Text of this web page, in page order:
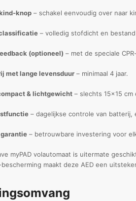
knop – schakel eenvoudig over naar
– volledig stofdicht en
(optioneel) – met de speciale
met lange levensduur – minimaal 4 jaar.
& lichtgewicht – slechts 15×15 cm
– dagelijkse controle van
– betrouwbare investering voor
myPAD volautomaat is uitermate
bescherming maakt deze AED een